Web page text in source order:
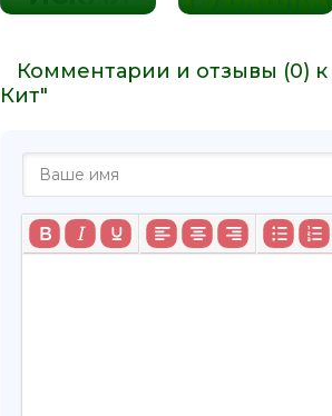
Комментарии и отзывы (0)
Кит"